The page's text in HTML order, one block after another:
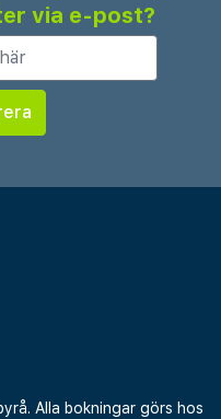
via e-post?
Alla bokningar görs hos